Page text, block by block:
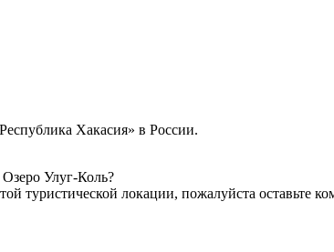
Хакасия» в России.
Улуг-Коль?
туристической локации, пожалуйста оставьте